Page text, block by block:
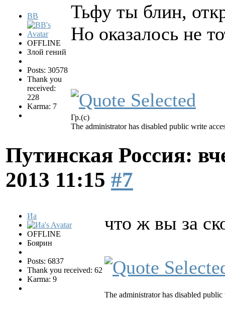
BB
OFFLINE
Злой гений
Posts: 30578
Thank you
received:
228
Karma: 7
Тьфу ты блин,
Но оказалось не
Гр.(с)
The administrator has disabled public write
Путинская Россия:
2013 11:15 #7
Иа
OFFLINE
Боярин
Posts: 6837
Thank you received: 62
Karma: 9
что ж вы за
The administrator has disabled public